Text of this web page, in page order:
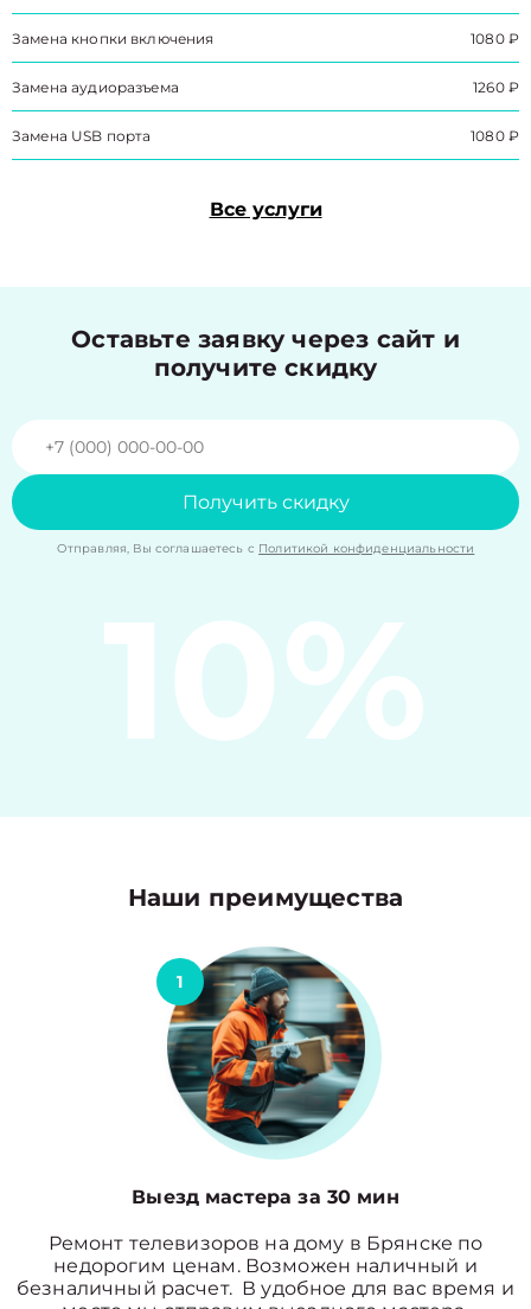
Замена кнопки включения 1080 ₽
Замена аудиоразъема 1260 ₽
Замена USB порта 1080 ₽
Все услуги
Оставьте заявку через сайт и
получите скидку
Получить скидку
Отправляя, Вы соглашаетесь с Политикой конфиденциальности
10%
Наши преимущества
1
Выезд мастера за 30 мин
Ремонт телевизоров на дому в Брянске по
недорогим ценам. Возможен наличный и
безналичный расчет. В удобное для вас время и